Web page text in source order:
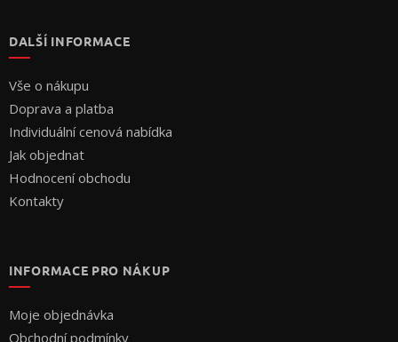
DALŠÍ INFORMACE
Vše o nákupu
Doprava a platba
Individuální cenová nabídka
Jak objednat
Hodnocení obchodu
Kontakty
INFORMACE PRO NÁKUP
Moje objednávka
Obchodní podmínky